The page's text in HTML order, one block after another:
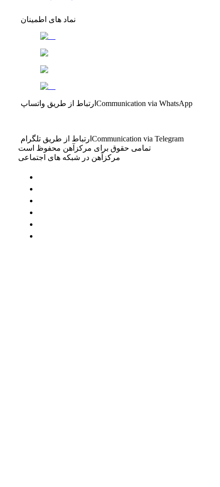
نماد های اطمینان
ارتباط از طریق واتساپ Communication via WhatsApp
ارتباط از طریق تلگرام Communication via Telegram
تمامی حقوق برای مرکزآهن محفوظ است
مرکزآهن در شبکه های اجتماعی